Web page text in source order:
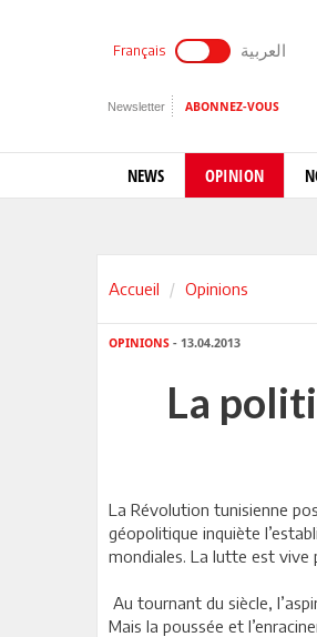
Français العربية
Newsletter ABONNEZ-VOUS
NEWS OPINION
Accueil Opinions
OPINIONS - 13.04.2013
La
L a Révolution tunisienne
géopolitique inquiète
mondiales. La lutte est vive
Au tournant du siècle,
Mais la poussée et